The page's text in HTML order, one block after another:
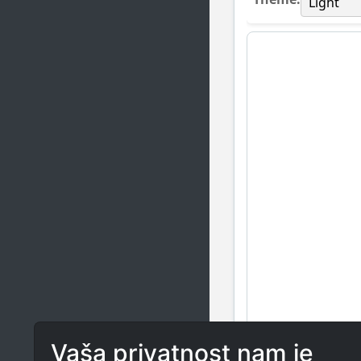
Vaša privatnost nam je